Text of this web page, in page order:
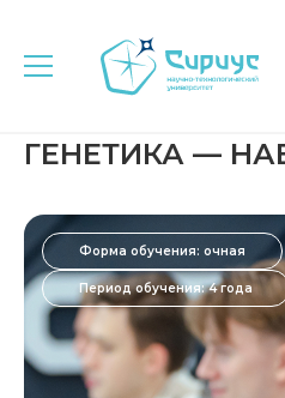
ГЕНЕТИКА —
Форма обучения: очная
Период обучения: 4 года